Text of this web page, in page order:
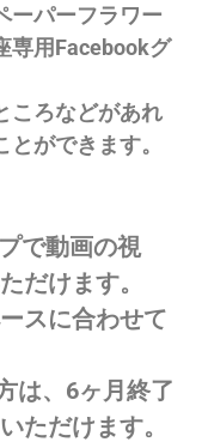
ーパーフラワー
用Facebookグ
ころなどがあれ
ができます。
で動画の視
だけます。
スに合わせて
は、6ヶ月終了
ただけます。